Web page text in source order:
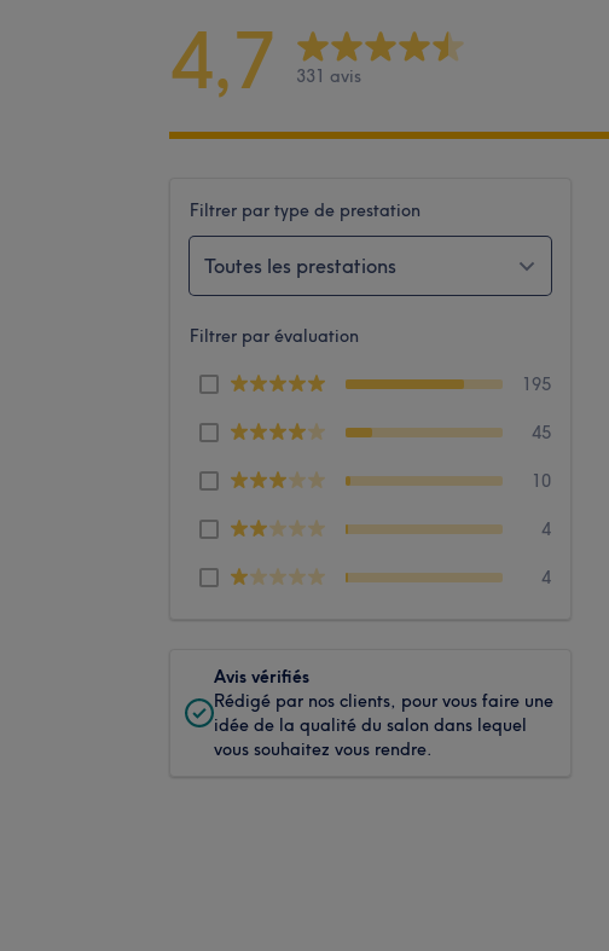
4,7 331 avis
Filtrer par type de prestation
Toutes les prestations
Filtrer par évaluation
195
45
10
4
4
Avis vérifiés
Rédigé par nos clients, pour vous faire une
idée de la qualité du salon dans lequel
vous souhaitez vous rendre.